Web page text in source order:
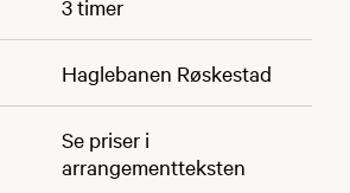
3 timer
Haglebanen Røskestad
Se priser i
arrangementteksten